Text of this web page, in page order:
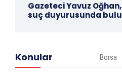
Gazeteci Yavuz
suç duyurusunda
Konular Borsa